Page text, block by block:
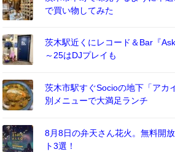
で買い物してみた
茨木駅近くにレコード＆Bar『
～25はDJプレイも
茨木市駅すぐSocioの地下「アカ
別メニューで大満足ランチ
8月8日の弁天さん花火。無料開
ト3選！